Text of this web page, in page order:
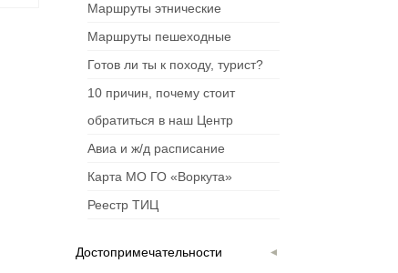
Маршруты этнические
Маршруты пешеходные
Готов ли ты к походу, турист?
10 причин, почему стоит
обратиться в наш Центр
Авиа и ж/д расписание
Карта МО ГО «Воркута»
Реестр ТИЦ
Достопримечательности